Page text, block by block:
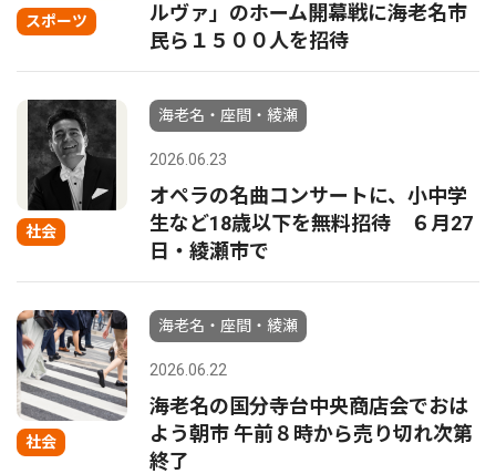
スポーツ
ルヴァ」のホーム開幕戦に海老名市
民ら１５００人を招待
社会
海老名・座間・綾瀬
2026.06.23
オペラの名曲コンサートに、小中学
生など18歳以下を無料招待 ６月27
日・綾瀬市で
社会
海老名・座間・綾瀬
2026.06.22
海老名の国分寺台中央商店会でおは
よう朝市 午前８時から売り切れ次第
終了